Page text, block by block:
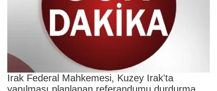
Irak Federal Mahkemesi, Kuzey Irak'ta